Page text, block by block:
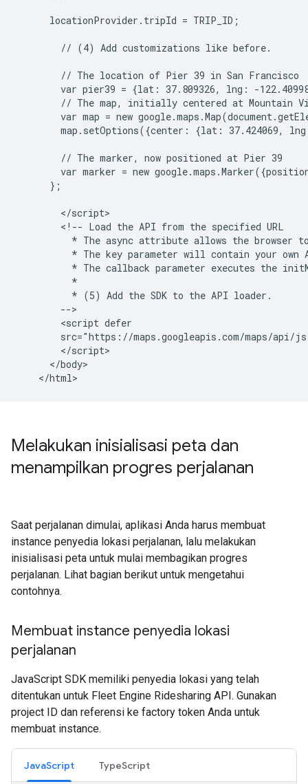
      locationProvider.tripId = TRIP_ID;
        // (4) Add customizations like before.
        // The location of Pier 39 in San Francisco
var pier39 = {lat: 37.809326, lng: -
// The map, initially centered at Mountain
var map = new
map.setOptions({center: {lat: 37.424069,
        // The marker, now positioned at Pier 39
var marker = new
      };
        </script>
        <!-- Load the API from the specified URL
* The async attribute allows the browser
* The key parameter will contain your own
* The callback parameter executes the
          *
          * (5) Add the SDK to the API loader.
        -->
        <script defer
src="https://maps.googleapis.com/maps/api/
        </script>
      </body>
Melakukan inisialisasi peta dan
menampilkan progres perjalanan
Saat perjalanan dimulai, aplikasi Anda harus membuat
instance penyedia lokasi perjalanan, lalu melakukan
inisialisasi peta untuk mulai membagikan progres
perjalanan. Lihat bagian berikut untuk mengetahui
contohnya.
Membuat instance penyedia lokasi
perjalanan
JavaScript SDK memiliki penyedia lokasi yang telah
ditentukan untuk Fleet Engine Ridesharing API. Gunakan
project ID dan referensi ke factory token Anda untuk
membuat instance.
JavaScript TypeScript